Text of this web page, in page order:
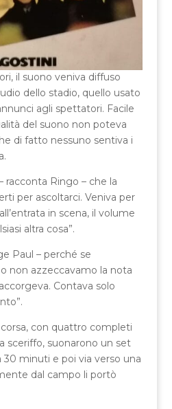
il suono veniva diffuso
dello stadio, quello usato
agli spettatori. Facile
del suono non poteva
di fatto nessuno sentiva i
racconta Ringo – che la
per ascoltarci. Veniva per
in scena, il volume
altra cosa”.
Paul – perché se
non azzeccavamo la nota
Contava solo
corsa, con quattro completi
sceriffo, suonarono un set
30 minuti e poi via verso una
dal campo li portò